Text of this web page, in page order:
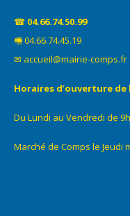
☎ 04.66.74.50.99
🖷 04.66.74.45.19
✉ accueil@mairie-comps.fr
Horaires d’ouverture de
Du Lundi au Vendredi de
Marché de Comps le Jeudi